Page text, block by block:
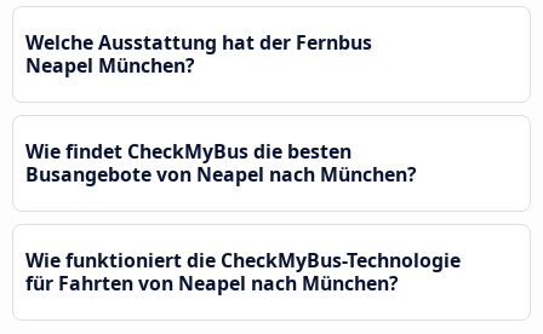
Welche Ausstattung hat der Fernbus
Neapel München?
Wie findet CheckMyBus die besten
Busangebote von Neapel nach München?
Wie funktioniert die CheckMyBus-Technologie
für Fahrten von Neapel nach München?